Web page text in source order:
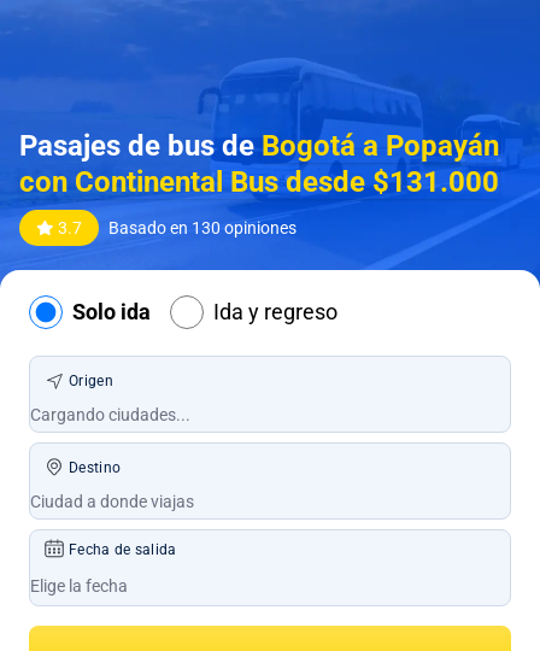
Pasajes de bus de Bogotá a Popayán
con Continental Bus desde $131.000
3.7 Basado en 130 opiniones
Solo ida Ida y regreso
Origen
Destino
Fecha de salida